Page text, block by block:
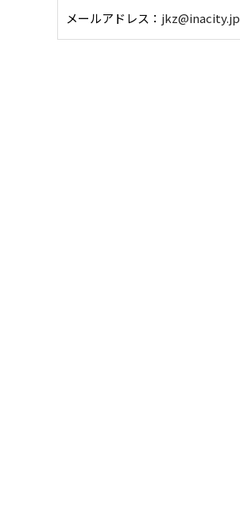
メールアドレス： jkz@inacity.jp